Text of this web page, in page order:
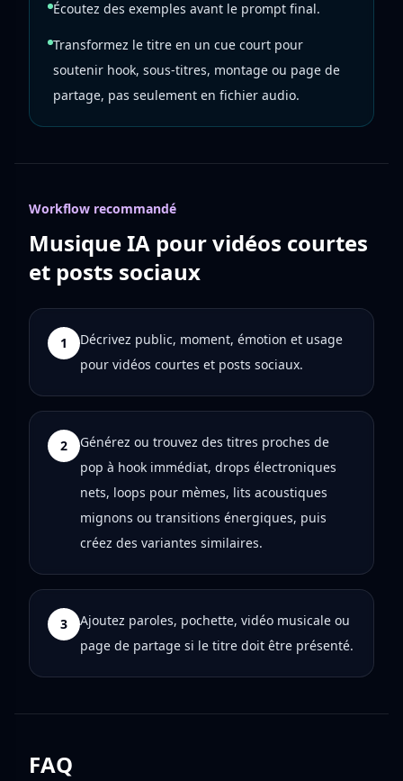
Écoutez des exemples avant le prompt final.
Transformez le titre en un cue court pour
soutenir hook, sous-titres, montage ou page de
partage, pas seulement en fichier audio.
Workflow recommandé
Musique IA pour vidéos courtes
et posts sociaux
1
Décrivez public, moment, émotion et usage
pour vidéos courtes et posts sociaux.
2
Générez ou trouvez des titres proches de
pop à hook immédiat, drops électroniques
nets, loops pour mèmes, lits acoustiques
mignons ou transitions énergiques, puis
créez des variantes similaires.
3
Ajoutez paroles, pochette, vidéo musicale ou
page de partage si le titre doit être présenté.
FAQ